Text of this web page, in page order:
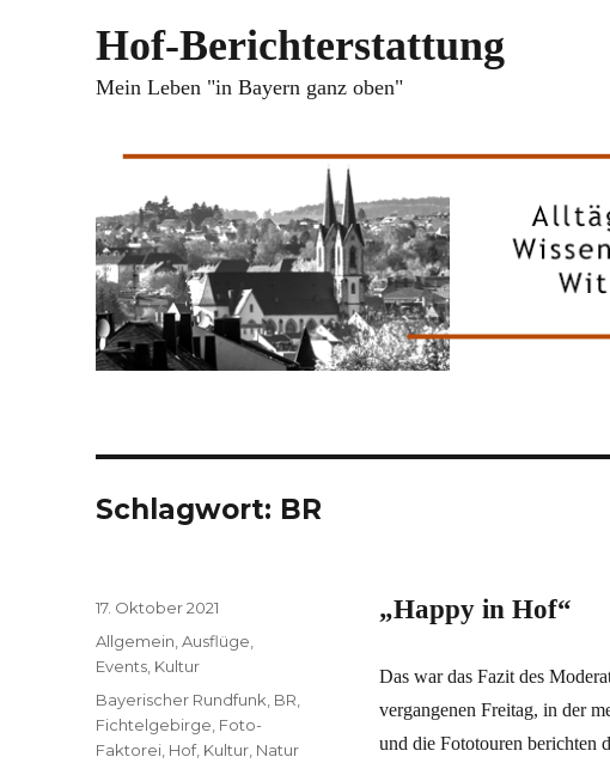
Hof-Berichterstattung
Mein Leben "in Bayern ganz oben"
Schlagwort: BR
„Happy in Hof“
Das war das Fazit des
vergangenen Freitag, in der
und die Fototouren berichten
Veröffentlicht
am
17. Oktober 2021
Kategorien
Allgemein ,Ausflüge
Events Kultur
Schlagwörter
Bayerischer Rundfunk BR
Fichtelgebirge Foto-
Faktorei Hof, Kultur Natur